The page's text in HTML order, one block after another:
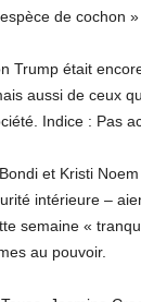
de cochon
Trump était
aussi de ceux
Indice : Pas
et Kristi
intérieure –
semaine «
au pouvoir.